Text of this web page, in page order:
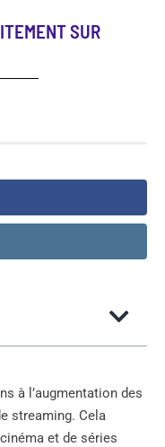
SUR
à l’augmentation des
streaming. Cela
et de séries